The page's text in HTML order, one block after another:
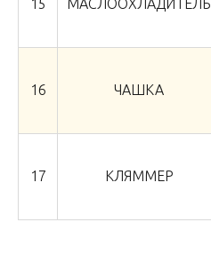
16 ЧАШКА
17 КЛЯММЕР